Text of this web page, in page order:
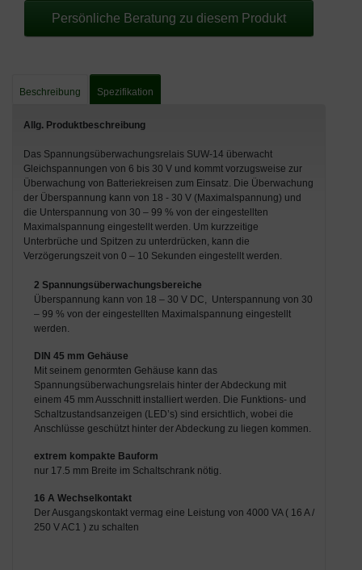
Persönliche Beratung zu diesem Produkt
Beschreibung Spezifikation
Allg. Produktbeschreibung
Das Spannungsüberwachungsrelais SUW-14 überwacht
Gleichspannungen von 6 bis 30 V und kommt vorzugsweise zur
Überwachung von Batteriekreisen zum Einsatz. Die Überwachung
der Überspannung kann von 18 - 30 V (Maximalspannung) und
die Unterspannung von 30 – 99 % von der eingestellten
Maximalspannung eingestellt werden. Um kurzzeitige
Unterbrüche und Spitzen zu unterdrücken, kann die
Verzögerungszeit von 0 – 10 Sekunden eingestellt werden.
2 Spannungsüberwachungsbereiche
Überspannung kann von 18 – 30 V DC, Unterspannung von 30
– 99 % von der eingestellten Maximalspannung eingestellt
werden.
DIN 45 mm Gehäuse
Mit seinem genormten Gehäuse kann das
Spannungsüberwachungsrelais hinter der Abdeckung mit
einem 45 mm Ausschnitt installiert werden. Die Funktions- und
Schaltzustandsanzeigen (LED’s) sind ersichtlich, wobei die
Anschlüsse geschützt hinter der Abdeckung zu liegen kommen.
extrem kompakte Bauform
nur 17.5 mm Breite im Schaltschrank nötig.
16 A Wechselkontakt
Der Ausgangskontakt vermag eine Leistung von 4000 VA ( 16 A /
250 V AC1 ) zu schalten